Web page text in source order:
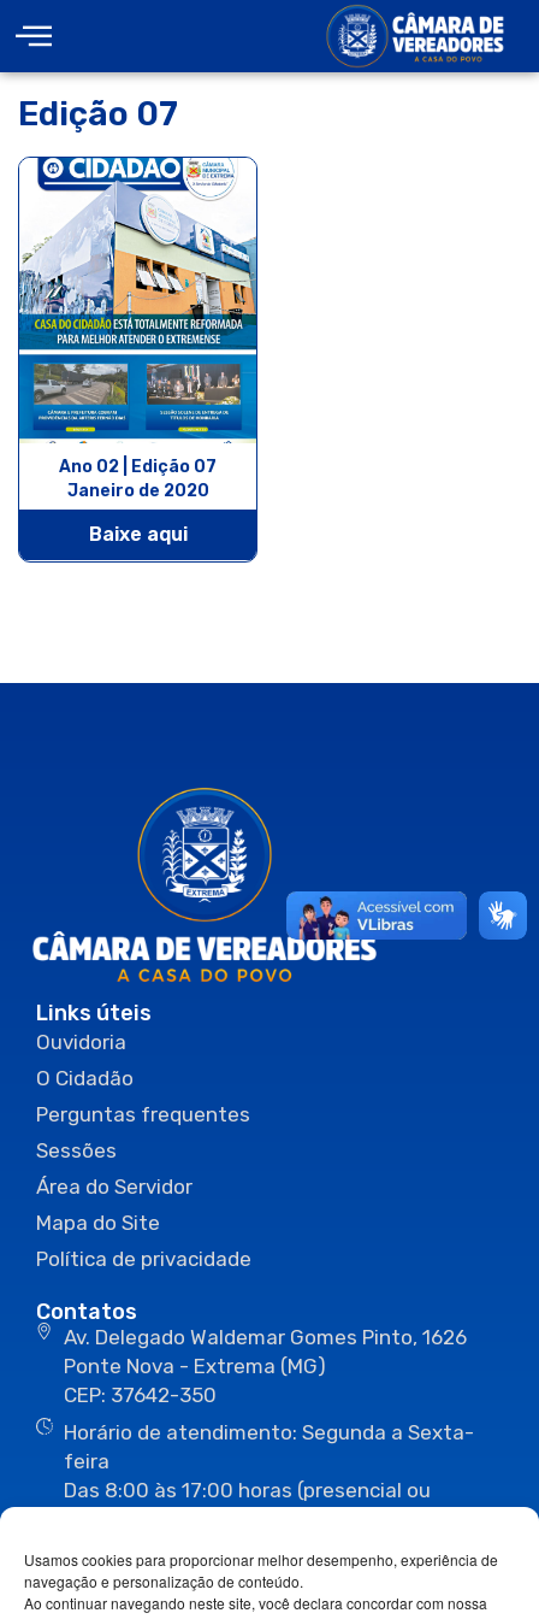
Usamos cookies para proporcionar melhor desempenho, experiência de
navegação e personalização de conteúdo.
Ao continuar navegando neste site, você declara concordar com nossa
Edição 07
Ano 02 | Edição 07
Janeiro de 2020
Baixe aqui
Links úteis
Ouvidoria
O Cidadão
Perguntas frequentes
Sessões
Área do Servidor
Mapa do Site
Política de privacidade
Contatos
Av. Delegado Waldemar Gomes Pinto, 1626
Ponte Nova - Extrema (MG)
CEP: 37642-350
Horário de atendimento: Segunda a Sexta-
feira
Das 8:00 às 17:00 horas (presencial ou
(35) 3435-1112 (35) 3435-3063
ouvidoria@camaraextrema.mg.gov.br
imprensa@camaraextrema.mg.gov.br